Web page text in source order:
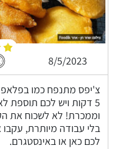
8/5/2023
צ'יפס מתנפח כמו
5 דקות ויש לכם תוספת
וממכרת! לא לשכוח את
בלי עבודה מיותרת, עקבו
לכם כאן או באינסטגרם.